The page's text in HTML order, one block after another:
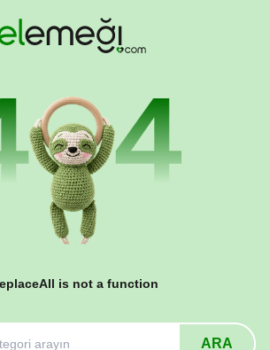
is not a function
ARA